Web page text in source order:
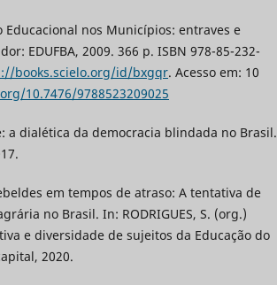
Educacional nos Municípios: entraves e
EDUFBA, 2009. 366 p. ISBN 978-85-232-
books.scielo.org/id/bxgqr. Acesso em: 10
10.7476/9788523209025
a dialética da democracia blindada no Brasil.
em tempos de atraso: A tentativa de
no Brasil. In: RODRIGUES, S. (org.)
e diversidade de sujeitos da Educação do
2020.